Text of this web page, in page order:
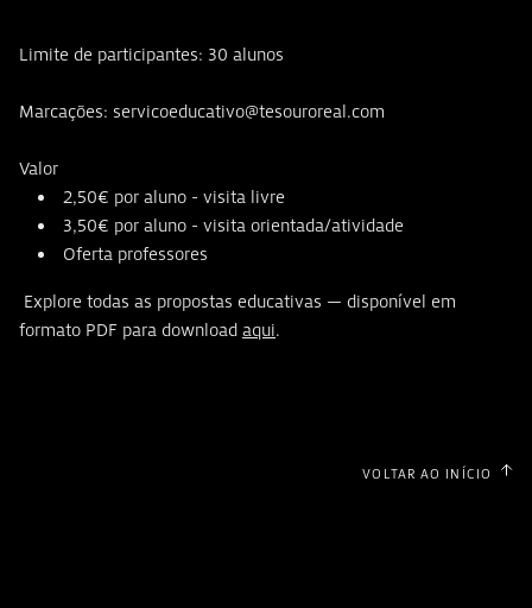
Limite de participantes: 30 alunos
Marcações: servicoeducativo@tesouroreal.com
Valor
2,50€ por aluno - visita livre
3,50€ por aluno - visita orientada/atividade
Oferta professores
Explore todas as propostas educativas — disponível em
formato PDF para download aqui.
VOLTAR AO INÍCIO